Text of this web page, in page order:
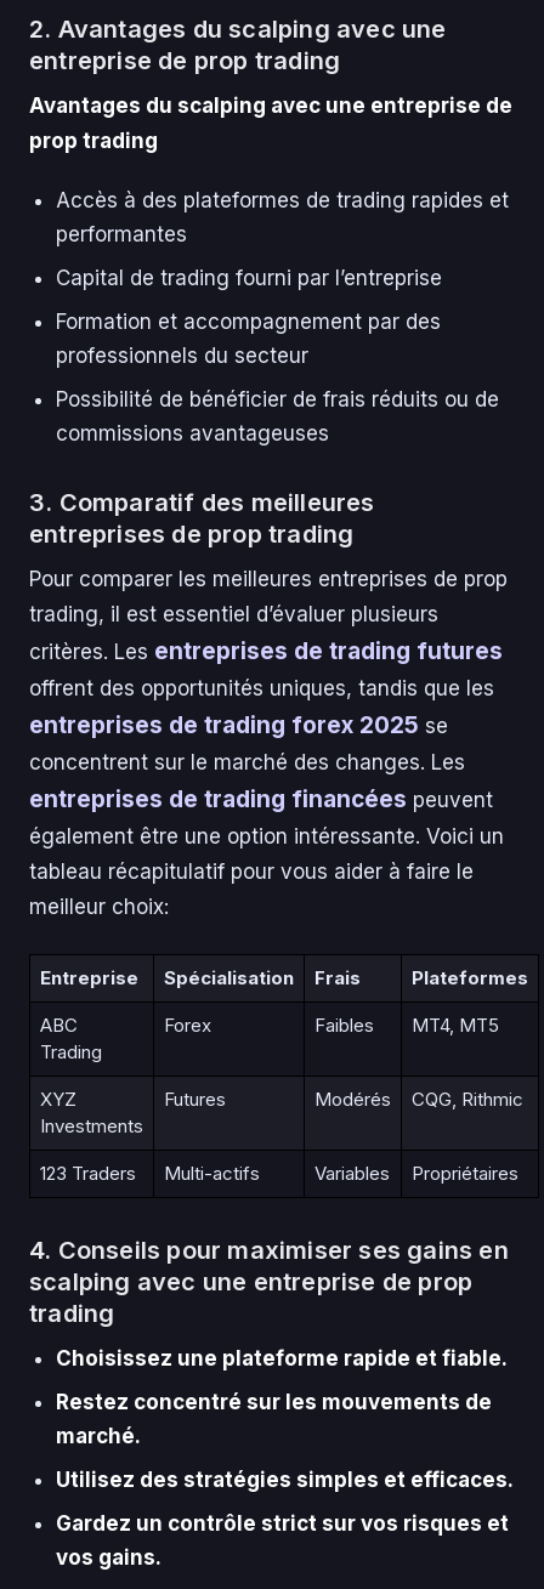
2. Avantages du scalping avec une
entreprise de prop trading
Avantages du scalping avec une entreprise de
prop trading
Accès à des plateformes de trading rapides et
performantes
Capital de trading fourni par l’entreprise
Formation et accompagnement par des
professionnels du secteur
Possibilité de bénéficier de frais réduits ou de
commissions avantageuses
3. Comparatif des meilleures
entreprises de prop trading
Pour comparer les meilleures entreprises de prop
trading, il est essentiel d’évaluer plusieurs
critères. Les entreprises de trading futures
offrent des opportunités uniques, tandis que les
entreprises de trading forex 2025 se
concentrent sur le marché des changes. Les
entreprises de trading financées peuvent
également être une option intéressante. Voici un
tableau récapitulatif pour vous aider à faire le
meilleur choix:
Entreprise Spécialisation Frais Plateformes
ABC
Trading
Forex Faibles MT4, MT5
XYZ
Investments
Futures Modérés CQG, Rithmic
123 Traders Multi-actifs Variables Propriétaires
4. Conseils pour maximiser ses gains en
scalping avec une entreprise de prop
trading
Choisissez une plateforme rapide et fiable.
Restez concentré sur les mouvements de
marché.
Utilisez des stratégies simples et efficaces.
Gardez un contrôle strict sur vos risques et
vos gains.